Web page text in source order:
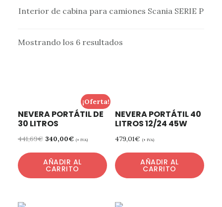
Interior de cabina para camiones Scania SERIE P
Mostrando los 6 resultados
¡Oferta!
NEVERA PORTÁTIL DE
30 LITROS
441,69€ 340,00€ (+ IVA)
AÑADIR AL
CARRITO
NEVERA PORTÁTIL 40
LITROS 12/24 45W
479,01€ (+ IVA)
AÑADIR AL
CARRITO